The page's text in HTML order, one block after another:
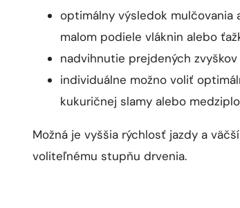
optimálny výsledok
malom podiele vláknin alebo
nadvihnutie prejdených
individuálne možno voliť
kukuričnej slamy alebo
Možná je vyššia rýchlosť jazdy a
voliteľnému stupňu drvenia.